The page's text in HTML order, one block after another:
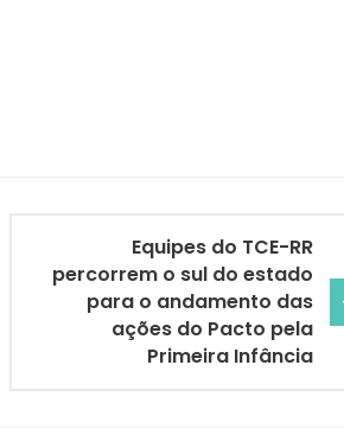
Equipes do TCE-RR
percorrem o sul do estado
para o andamento das
ações do Pacto pela
Primeira Infância